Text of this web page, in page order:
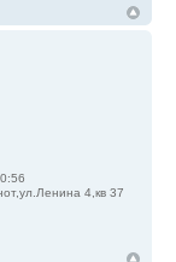
4,кв 37